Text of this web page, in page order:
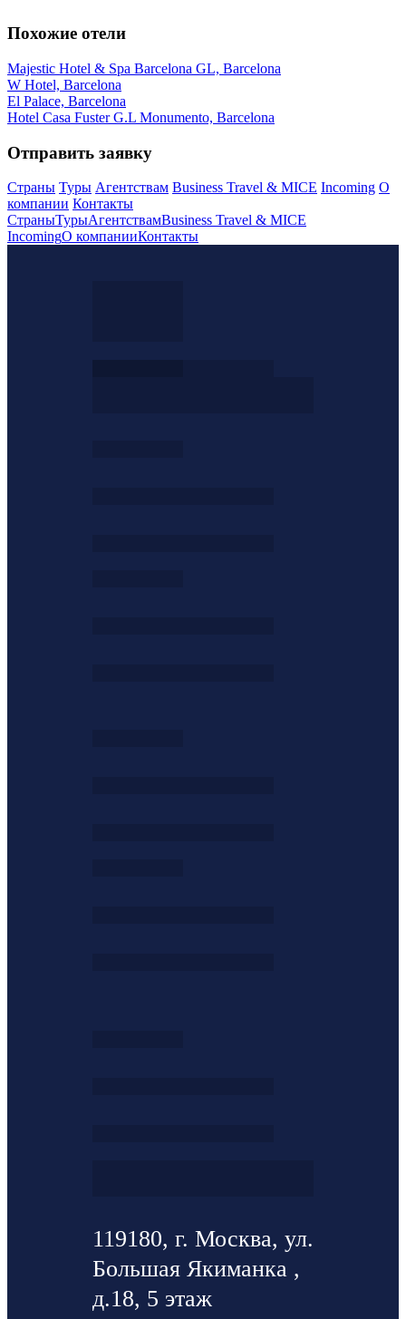
Похожие отели
Majestic Hotel & Spa Barcelona GL, Barcelona
W Hotel, Barcelona
El Palace, Barcelona
Hotel Casa Fuster G.L Monumento, Barcelona
Отправить заявку
Страны Туры Агентствам Business Travel & MICE Incoming О
компании Контакты
СтраныТурыАгентствамBusiness Travel & MICE
IncomingО компанииКонтакты
119180, г. Москва, ул.
Большая Якиманка ,
д.18, 5 этаж